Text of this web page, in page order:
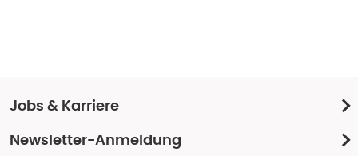
Jobs & Karriere
Newsletter-Anmeldung